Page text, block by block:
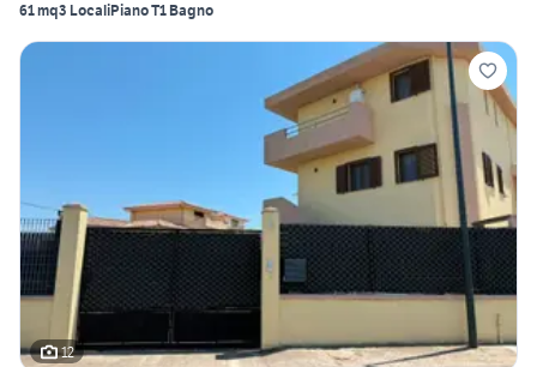
61 mq3 LocaliPiano T1 Bagno
12